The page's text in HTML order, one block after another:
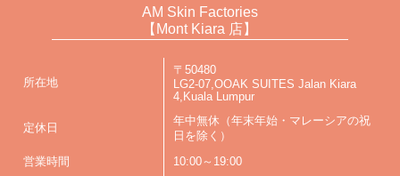
AM Skin Factories
【Mont Kiara 店】
所在地
〒50480
LG2-07,OOAK SUITES Jalan Kiara
4,Kuala Lumpur
定休日
年中無休（年末年始・マレーシアの祝
日を除く）
営業時間 10:00～19:00